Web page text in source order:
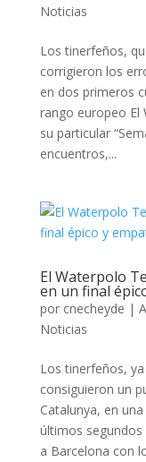
Noticias
Los tinerfeños,
corrigieron los
en dos primeros
rango europeo El
su particular
encuentros,...
El Waterpolo
en un final
por cnecheyde |
Noticias
Los tinerfeños,
consiguieron un
Catalunya, en
últimos segundos
a Barcelona con